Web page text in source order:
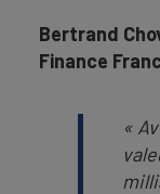
Bertrand
Finance
«